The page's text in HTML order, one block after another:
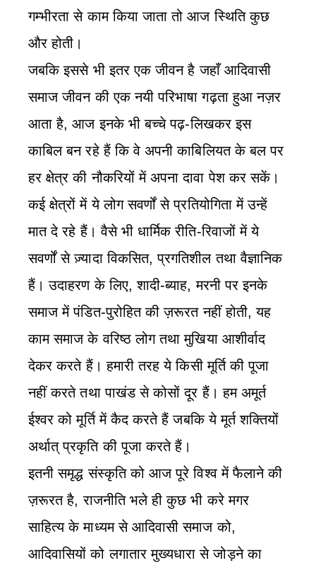
गम्भीरता से काम किया जाता तो आज स्थिति कुछ
और होती।
जबकि इससे भी इतर एक जीवन है जहाँ आदिवासी
समाज जीवन की एक नयी परिभाषा गढ़ता हुआ नज़र
आता है, आज इनके भी बच्चे पढ़-लिखकर इस
काबिल बन रहे हैं कि वे अपनी काबिलियत के बल पर
हर क्षेत्र की नौकरियों में अपना दावा पेश कर सकें।
कई क्षेत्रों में ये लोग सवर्णों से प्रतियोगिता में उन्हें
मात दे रहे हैं। वैसे भी धार्मिक रीति-रिवाजों में ये
सवर्णों से ज़्यादा विकसित, प्रगतिशील तथा वैज्ञानिक
हैं। उदाहरण के लिए, शादी-ब्याह, मरनी पर इनके
समाज में पंडित-पुरोहित की ज़रूरत नहीं होती, यह
काम समाज के वरिष्ठ लोग तथा मुखिया आशीर्वाद
देकर करते हैं। हमारी तरह ये किसी मूर्ति की पूजा
नहीं करते तथा पाखंड से कोसों दूर हैं। हम अमूर्त
ईश्वर को मूर्ति में कैद करते हैं जबकि ये मूर्त शक्तियों
अर्थात् प्रकृति की पूजा करते हैं।
इतनी समृद्ध संस्कृति को आज पूरे विश्व में फैलाने की
ज़रूरत है, राजनीति भले ही कुछ भी करे मगर
साहित्य के माध्यम से आदिवासी समाज को,
आदिवासियों को लगातार मुख्यधारा से जोड़ने का